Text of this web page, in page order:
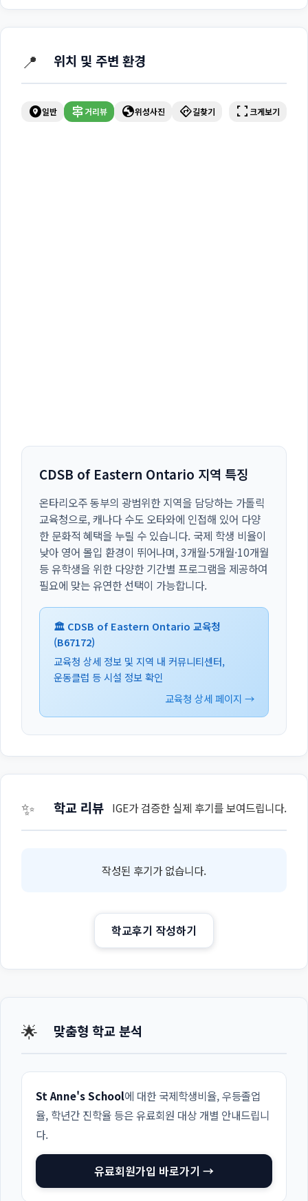
📍 위치 및 주변 환경
explore_nearby일반 signpost거리뷰 globe위성사진 directions길찾기 fullscreen 크게보기
CDSB of Eastern Ontario 지역 특징
온타리오주 동부의 광범위한 지역을 담당하는 가톨릭
교육청으로, 캐나다 수도 오타와에 인접해 있어 다양
한 문화적 혜택을 누릴 수 있습니다. 국제 학생 비율이
낮아 영어 몰입 환경이 뛰어나며, 3개월·5개월·10개월
등 유학생을 위한 다양한 기간별 프로그램을 제공하여
필요에 맞는 유연한 선택이 가능합니다.
🏛️ CDSB of Eastern Ontario 교육청
(B67172)
교육청 상세 정보 및 지역 내 커뮤니티센터,
운동클럽 등 시설 정보 확인
교육청 상세 페이지 →
✨ 학교 리뷰 IGE가 검증한 실제 후기를 보여드립니다.
작성된 후기가 없습니다.
학교후기 작성하기
🌟 맞춤형 학교 분석
St Anne's School에 대한 국제학생비율, 우등졸업
율, 학년간 진학율 등은 유료회원 대상 개별 안내드립니
다.
유료회원가입 바로가기 →